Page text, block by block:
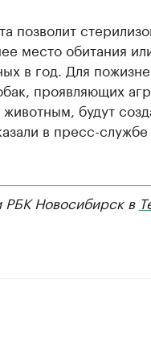
позволит
место обитания
в год. Для
проявляющих
будут
в пресс-
РБК Новосибирск в